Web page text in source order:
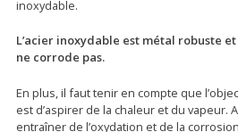
inoxydable.
L’acier inoxydable est métal robuste
ne corrode pas.
En plus, il faut tenir en compte que
est d’aspirer de la chaleur et du vapeur.
entraîner de l’oxydation et de la